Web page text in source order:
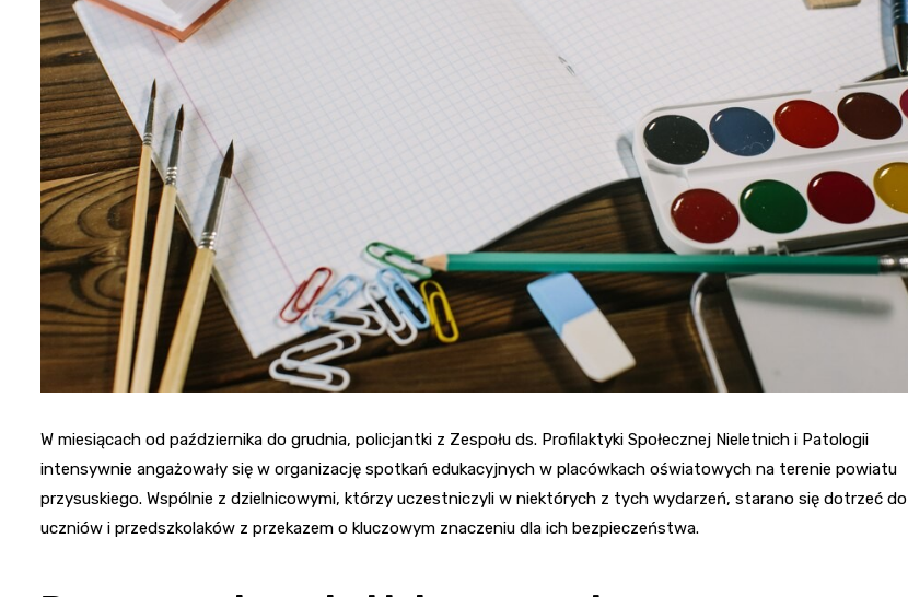
W miesiącach od października do grudnia, policjantki z Zespołu ds. Profilaktyki Społecznej Nieletnich i Patologii
intensywnie angażowały się w organizację spotkań edukacyjnych w placówkach oświatowych na terenie powiatu
przysuskiego. Wspólnie z dzielnicowymi, którzy uczestniczyli w niektórych z tych wydarzeń, starano się dotrzeć do
uczniów i przedszkolaków z przekazem o kluczowym znaczeniu dla ich bezpieczeństwa.